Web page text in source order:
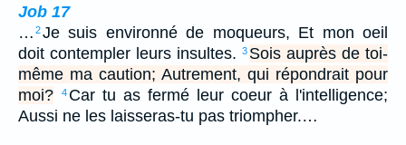
Job 17
… 2Je suis environné de moqueurs, Et mon oeil
doit contempler leurs insultes.
3 Sois auprès de toi-
même ma caution; Autrement, qui répondrait pour
moi?
4 Car tu as fermé leur coeur à l'intelligence;
Aussi ne les laisseras-tu pas triompher.…